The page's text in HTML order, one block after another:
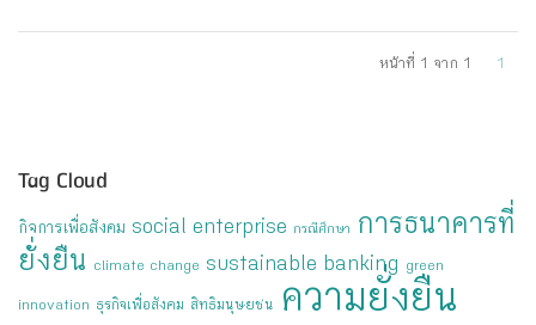
หน้าที่ 1 จาก 1 1
Tag Cloud
กิจการเพื่อสังคม social enterprise กรณีศึกษา
การธนาคารที่
ยั่งยืน
climate change sustainable banking green
innovation ธุรกิจเพื่อสังคม สิทธิมนุษยชน ความยั่งยืน